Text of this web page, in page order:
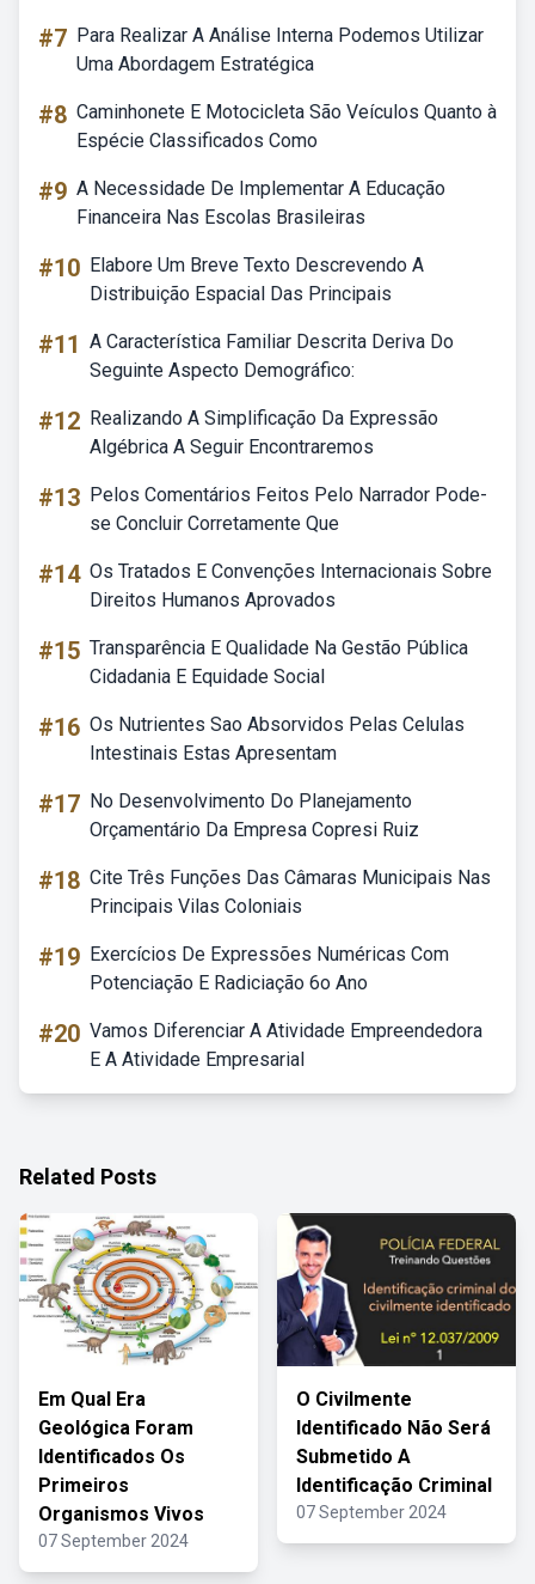
#7 Para Realizar A Análise Interna Podemos Utilizar
Uma Abordagem Estratégica
#8 Caminhonete E Motocicleta São Veículos Quanto à
Espécie Classificados Como
#9 A Necessidade De Implementar A Educação
Financeira Nas Escolas Brasileiras
#10 Elabore Um Breve Texto Descrevendo A
Distribuição Espacial Das Principais
#11 A Característica Familiar Descrita Deriva Do
Seguinte Aspecto Demográfico:
#12 Realizando A Simplificação Da Expressão
Algébrica A Seguir Encontraremos
#13 Pelos Comentários Feitos Pelo Narrador Pode-
se Concluir Corretamente Que
#14 Os Tratados E Convenções Internacionais Sobre
Direitos Humanos Aprovados
#15 Transparência E Qualidade Na Gestão Pública
Cidadania E Equidade Social
#16 Os Nutrientes Sao Absorvidos Pelas Celulas
Intestinais Estas Apresentam
#17 No Desenvolvimento Do Planejamento
Orçamentário Da Empresa Copresi Ruiz
#18 Cite Três Funções Das Câmaras Municipais Nas
Principais Vilas Coloniais
#19 Exercícios De Expressões Numéricas Com
Potenciação E Radiciação 6o Ano
#20 Vamos Diferenciar A Atividade Empreendedora
E A Atividade Empresarial
Related Posts
Em Qual Era
Geológica Foram
Identificados Os
Primeiros
Organismos Vivos
07 September 2024
O Civilmente
Identificado Não Será
Submetido A
Identificação Criminal
07 September 2024